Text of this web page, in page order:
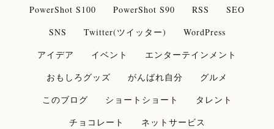
PowerShot S100
PowerShot S90 RSS
SEO
SNS
Twitter(ツイッター)
WordPress
アイデア
イベント
エンターテインメント
おもしろグッズ
がんばれ自分
グルメ
このブログ
ショートショート
タレント
チョコレート
ネットサービス